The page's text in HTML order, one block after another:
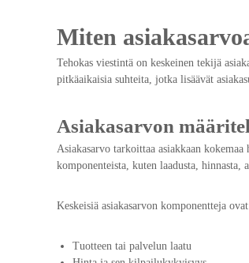
Miten
Tehokas viestintä on keskeinen tekijä
pitkäaikaisia suhteita, jotka lisäävät
Asiakasarvon
Asiakasarvo tarkoittaa asiakkaan kokemaa
komponenteista, kuten laadusta, hinnasta,
Keskeisiä asiakasarvon komponentteja
Tuotteen tai palvelun laatu